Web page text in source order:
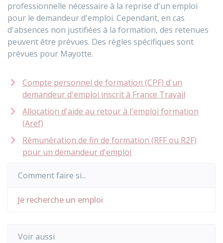
professionnelle nécessaire à la reprise d'un emploi
pour le demandeur d'emploi. Cependant, en cas
d'absences non justifiées à la formation, des retenues
peuvent être prévues. Des règles spécifiques sont
prévues pour Mayotte.
Compte personnel de formation (CPF) d'un
demandeur d'emploi inscrit à France Travail
Allocation d'aide au retour à l'emploi formation
(Aref)
Rémunération de fin de formation (RFF ou R2F)
pour un demandeur d'emploi
Comment faire si...
Je recherche un emploi
Voir aussi